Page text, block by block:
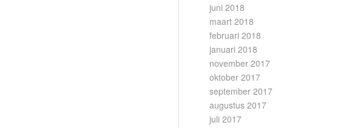
juni 2018
maart 2018
februari 2018
januari 2018
november 2017
oktober 2017
september 2017
augustus 2017
juli 2017